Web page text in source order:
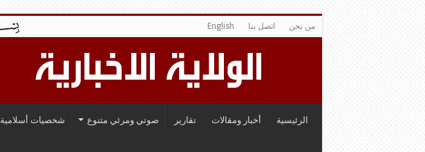
من نحن اتصل بنا English
الرئيسية أخبار ومقالات تقارير صوتي ومرئي متنوع شخصيات أسلامية